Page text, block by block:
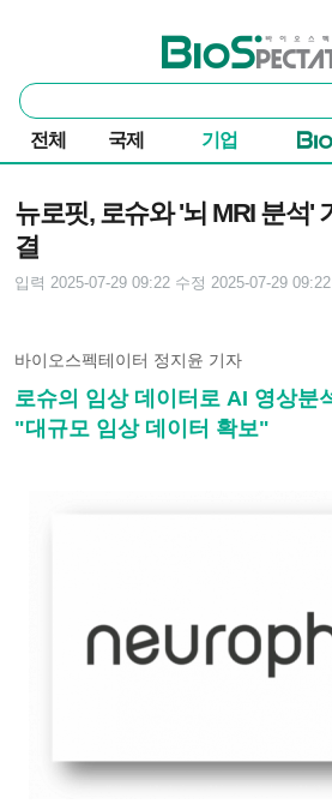
바이오스펙테이터
통
합
검
색
전체 국제 기업
뉴로핏, 로슈와 '뇌 MRI 분석'
결
입력 2025-07-29 09:22 수정 2025-07-29 09:22
바이오스펙테이터 정지윤 기자
로슈의 임상 데이터로 AI 영상분
"대규모 임상 데이터 확보"